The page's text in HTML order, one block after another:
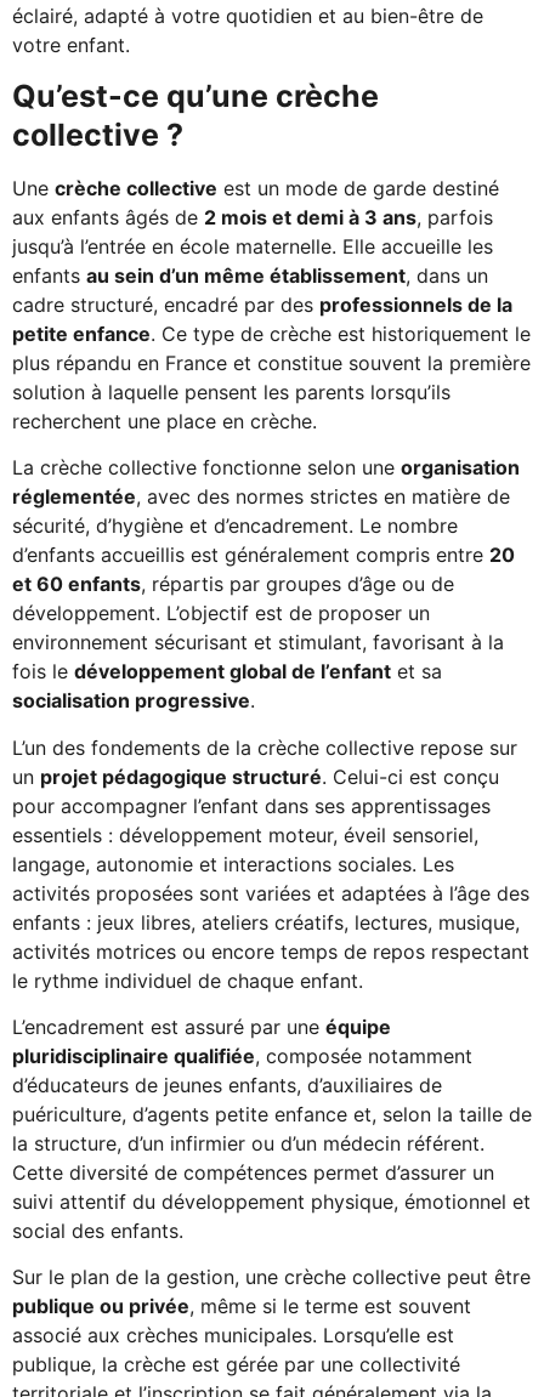
éclairé, adapté à votre quotidien et au bien-être de
votre enfant.
Qu’est-ce qu’une crèche
collective ?
Une crèche collective est un mode de garde destiné
aux enfants âgés de 2 mois et demi à 3 ans, parfois
jusqu’à l’entrée en école maternelle. Elle accueille les
enfants au sein d’un même établissement, dans un
cadre structuré, encadré par des professionnels de la
petite enfance. Ce type de crèche est historiquement le
plus répandu en France et constitue souvent la première
solution à laquelle pensent les parents lorsqu’ils
recherchent une place en crèche.
La crèche collective fonctionne selon une organisation
réglementée, avec des normes strictes en matière de
sécurité, d’hygiène et d’encadrement. Le nombre
d’enfants accueillis est généralement compris entre 20
et 60 enfants, répartis par groupes d’âge ou de
développement. L’objectif est de proposer un
environnement sécurisant et stimulant, favorisant à la
fois le développement global de l’enfant et sa
socialisation progressive.
L’un des fondements de la crèche collective repose sur
un projet pédagogique structuré. Celui-ci est conçu
pour accompagner l’enfant dans ses apprentissages
essentiels : développement moteur, éveil sensoriel,
langage, autonomie et interactions sociales. Les
activités proposées sont variées et adaptées à l’âge des
enfants : jeux libres, ateliers créatifs, lectures, musique,
activités motrices ou encore temps de repos respectant
le rythme individuel de chaque enfant.
L’encadrement est assuré par une équipe
pluridisciplinaire qualifiée, composée notamment
d’éducateurs de jeunes enfants, d’auxiliaires de
puériculture, d’agents petite enfance et, selon la taille de
la structure, d’un infirmier ou d’un médecin référent.
Cette diversité de compétences permet d’assurer un
suivi attentif du développement physique, émotionnel et
social des enfants.
Sur le plan de la gestion, une crèche collective peut être
publique ou privée, même si le terme est souvent
associé aux crèches municipales. Lorsqu’elle est
publique, la crèche est gérée par une collectivité